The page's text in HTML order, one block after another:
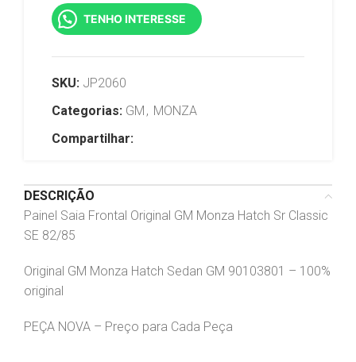
TENHO INTERESSE
SKU: JP2060
Categorias: GM , MONZA
Compartilhar:
DESCRIÇÃO
Painel Saia Frontal Original GM Monza Hatch Sr Classic
SE 82/85
Original GM Monza Hatch Sedan GM 90103801 – 100%
original
PEÇA NOVA – Preço para Cada Peça